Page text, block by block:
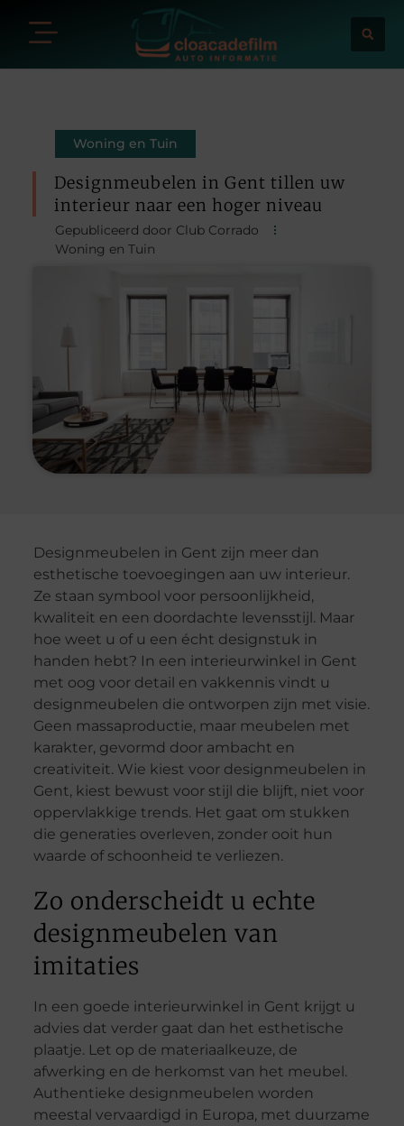
Woning en Tuin
Designmeubelen in Gent tillen uw
interieur naar een hoger niveau
Gepubliceerd door Club Corrado
Woning en Tuin
Designmeubelen in Gent zijn meer dan
esthetische toevoegingen aan uw interieur.
Ze staan symbool voor persoonlijkheid,
kwaliteit en een doordachte levensstijl. Maar
hoe weet u of u een écht designstuk in
handen hebt? In een interieurwinkel in Gent
met oog voor detail en vakkennis vindt u
designmeubelen die ontworpen zijn met visie.
Geen massaproductie, maar meubelen met
karakter, gevormd door ambacht en
creativiteit. Wie kiest voor designmeubelen in
Gent, kiest bewust voor stijl die blijft, niet voor
oppervlakkige trends. Het gaat om stukken
die generaties overleven, zonder ooit hun
waarde of schoonheid te verliezen.
Zo onderscheidt u echte
designmeubelen van
imitaties
In een goede interieurwinkel in Gent krijgt u
advies dat verder gaat dan het esthetische
plaatje. Let op de materiaalkeuze, de
afwerking en de herkomst van het meubel.
Authentieke designmeubelen worden
meestal vervaardigd in Europa, met duurzame